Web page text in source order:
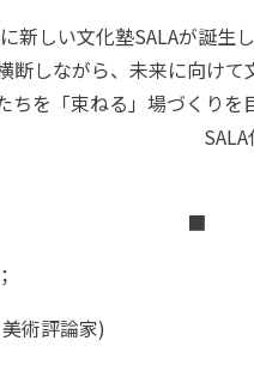
新しい文化塾SALAが誕生
断しながら、未来に向けて
ちを「束ねる」場づくりを
SALA代表
術評論家)